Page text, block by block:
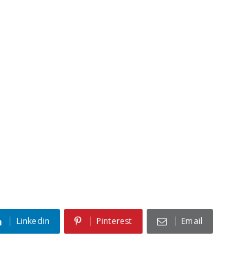
Linkedin Pinterest Email